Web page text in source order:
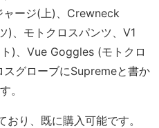
ージ(上)、Crewneck
)、モトクロスパンツ、V1
)、Vue Goggles (モトクロ
グローブにSupremeと書か
。
り、既に購入可能です。